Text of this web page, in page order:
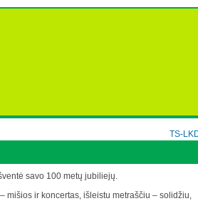
TS-
savo 100 metų jubiliejų.
mišios ir koncertas, išleistu metraščiu – solidžiu,